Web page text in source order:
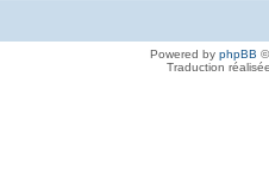
Powered by phpBB
Traduction